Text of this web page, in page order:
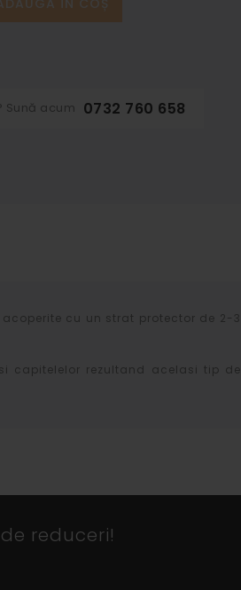
ÎN COȘ
Sună acum 0732 760 658
cu un strat protector de 2-3
capitelelor rezultand acelasi tip de
reduceri!